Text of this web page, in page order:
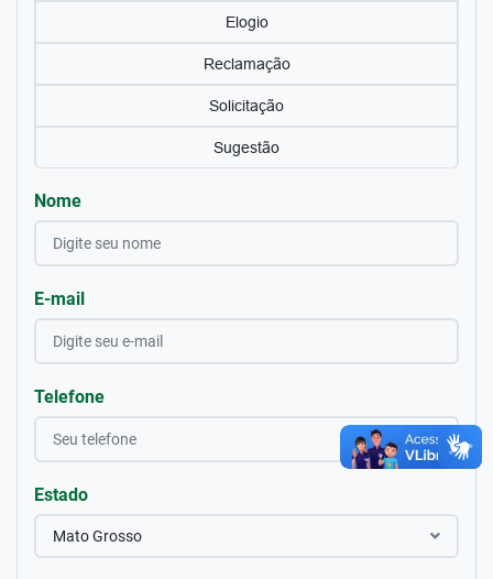
Elogio
Reclamação
Solicitação
Sugestão
Nome
E-mail
Telefone
Estado
Mato Grosso